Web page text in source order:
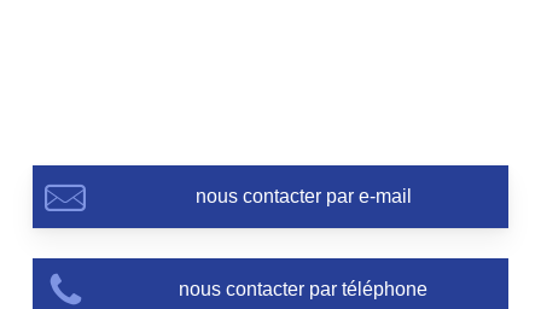
nous contacter par e-mail
nous contacter par téléphone